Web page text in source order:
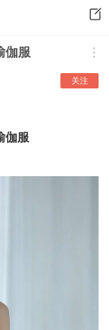
伽服
关注
伽服